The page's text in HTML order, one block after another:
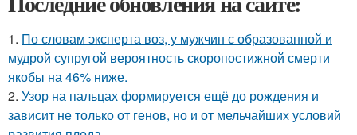
1. По словам эксперта воз, у мужчин с образованной и
мудрой супругой вероятность скоропостижной смерти
якобы на 46% ниже.
2. Узор на пальцах формируется ещё до рождения и
зависит не только от генов, но и от мельчайших условий